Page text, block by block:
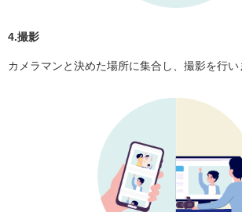
4.撮影
カメラマンと決めた場所に集合し、撮影を行い